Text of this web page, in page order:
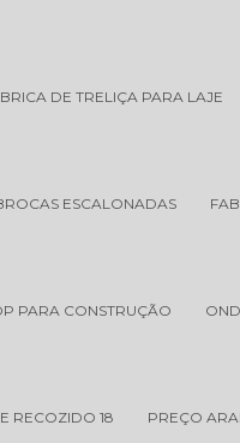
DE TRELIÇA PARA LAJE
ESCALONADAS
PARA CONSTRUÇÃO
RECOZIDO 18 PREÇO